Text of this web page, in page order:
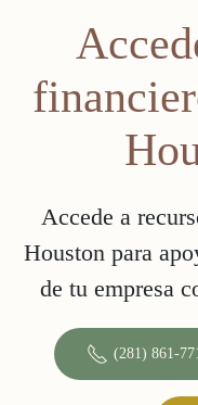
Accede a
Houston para
de tu empresa
(281) 861-